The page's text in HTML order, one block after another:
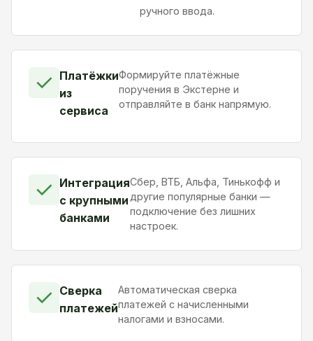
ручного ввода.
✓ Платёжки
из
сервиса
Формируйте платёжные
поручения в Экстерне и
отправляйте в банк напрямую.
✓ Интеграция
с крупными
банками
Сбер, ВТБ, Альфа, Тинькофф и
другие популярные банки —
подключение без лишних
настроек.
✓ Сверка
платежей
Автоматическая сверка
платежей с начисленными
налогами и взносами.